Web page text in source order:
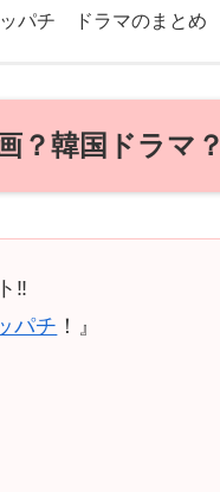
パチ ドラマのまとめ
？韓国ドラマ？
‼️
パチ ！』